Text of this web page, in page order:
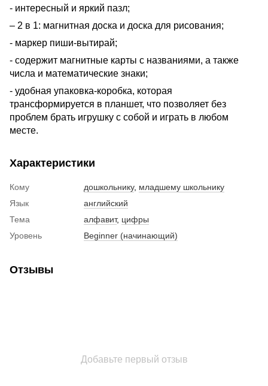
- интересный и яркий пазл;
– 2 в 1: магнитная доска и доска для рисования;
- маркер пиши-вытирай;
- содержит магнитные карты с названиями, а также
числа и математические знаки;
- удобная упаковка-коробка, которая
трансформируется в планшет, что позволяет без
проблем брать игрушку с собой и играть в любом
месте.
Характеристики
Кому дошкольнику, младшему школьнику
Язык
английский
Тема
алфавит, цифры
Уровень
Beginner (начинающий)
Отзывы
Добавьте первый отзыв